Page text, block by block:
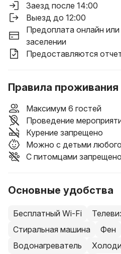
Заезд после 14:00
Выезд до 12:00
Предоплата онлайн
заселении
Предоставляются
Правила проживания
Максимум 6 гостей
Проведение
Курение запрещено
Можно с детьми
С питомцами запрещено
Основные удобства
Бесплатный Wi-Fi
Стиральная машина
Фен
Водонагреватель